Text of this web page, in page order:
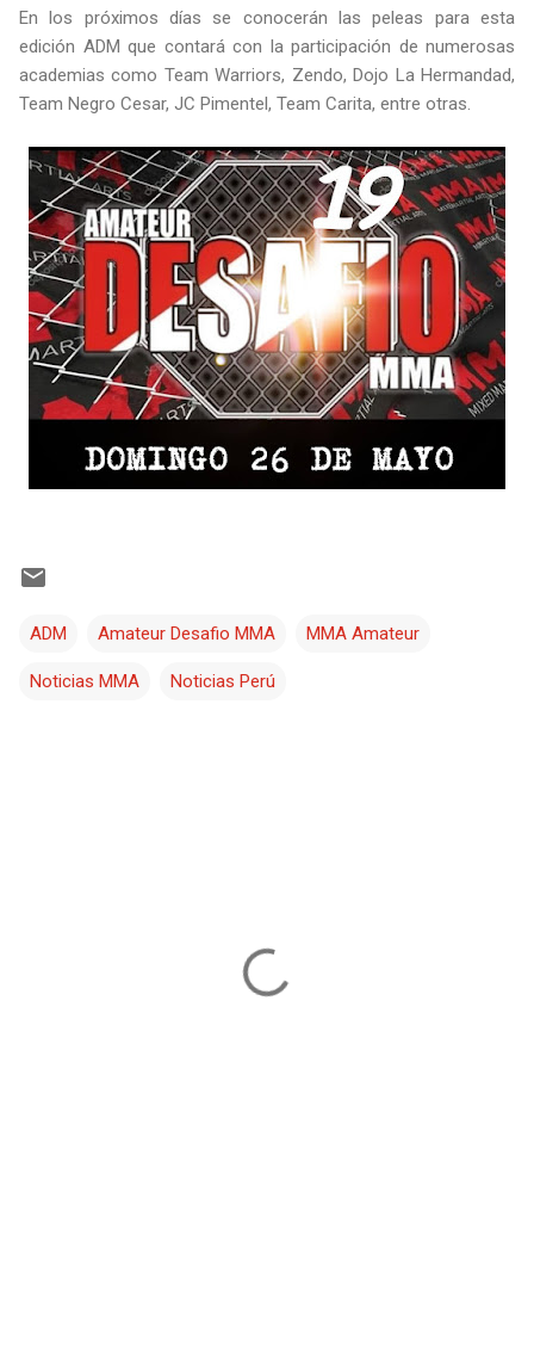
En los próximos días se conocerán las peleas para esta
edición ADM que contará con la participación de numerosas
academias como Team Warriors, Zendo, Dojo La Hermandad,
Team Negro Cesar, JC Pimentel, Team Carita, entre otras.
ADM Amateur Desafio MMA MMA Amateur
Noticias MMA Noticias Perú